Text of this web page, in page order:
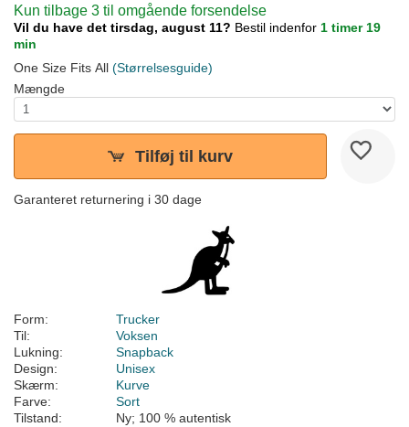
Kun tilbage 3 til omgående forsendelse
Vil du have det tirsdag, august 11? Bestil indenfor 1 timer 19
min
One Size Fits All (Størrelsesguide)
Mængde
Tilføj til kurv
Garanteret returnering i 30 dage
Form:
Trucker
Til:
Voksen
Lukning:
Snapback
Design:
Unisex
Skærm:
Kurve
Farve:
Sort
Tilstand:
Ny; 100 % autentisk